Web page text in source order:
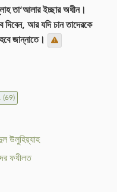
তা‘আলার ইচ্ছার অধীন।
দিবেন, আর যদি চান তাদেরকে
জান্নাতে।
(69)
উলুহিয়্যাহ
ফযীলত